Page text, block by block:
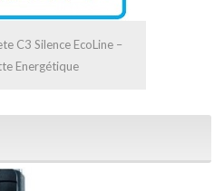
C3 Silence EcoLine –
Energétique